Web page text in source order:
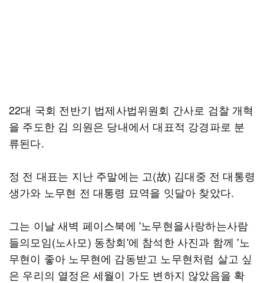
22대 국회 전반기 법제사법위원회 간사로 검찰 개혁
을 주도한 김 의원은 당내에서 대표적 강경파로 분
류된다.
정 전 대표는 지난 주말에는 고(故) 김대중 전 대통령
생가와 노무현 전 대통령 묘역을 잇달아 찾았다.
그는 이날 새벽 페이스북에 '노무현을사랑하는사람
들의모임(노사모) 동창회'에 참석한 사진과 함께 '노
무현이 좋아 노무현에 감동받고 노무현처럼 살고 싶
은 우리의 열정은 세월이 가도 변하지 않았음을 확